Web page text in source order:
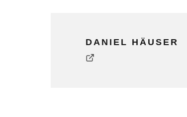
DANIEL HÄUSER